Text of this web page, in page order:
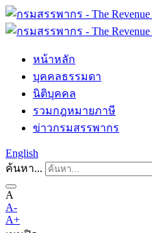
หน้าหลัก
บุคคลธรรมดา
นิติบุคคล
รวมกฎหมายภาษี
ข่าวกรมสรรพากร
English
ค้นหา...
A
A-
A+